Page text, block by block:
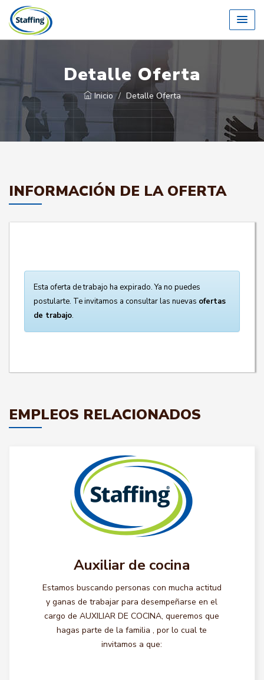
Detalle Oferta
Inicio Detalle Oferta
INFORMACIÓN DE LA OFERTA
Esta oferta de trabajo ha expirado. Ya no puedes
postularte. Te invitamos a consultar las nuevas ofertas
de trabajo.
EMPLEOS RELACIONADOS
Auxiliar de cocina
Estamos buscando personas con mucha actitud
y ganas de trabajar para desempeñarse en el
cargo de AUXILIAR DE COCINA, queremos que
hagas parte de la familia , por lo cual te
invitamos a que: